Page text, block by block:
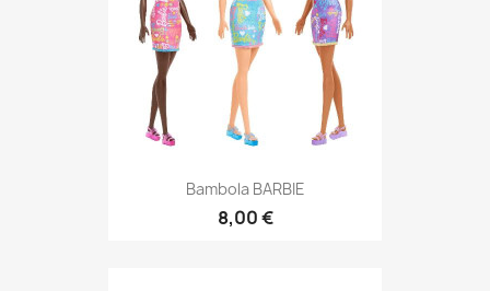
Bambola BARBIE
8,00 €